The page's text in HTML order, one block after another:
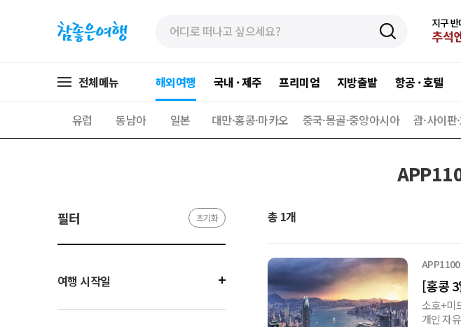
전체메뉴 해외여행 국내 · 제주 프리미엄 지방출발 항공 · 호텔
유럽 동남아 일본 대만·홍콩·마카오 중국·몽골·중앙아시아 괌·사이판
필터 초기화
여행 시작일
총 1개
APP1100
[홍콩
소호+미
개인 자